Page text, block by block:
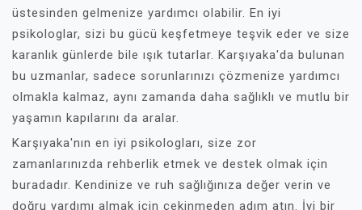
üstesinden gelmenize yardımcı olabilir. En iyi
psikologlar, sizi bu gücü keşfetmeye teşvik eder ve size
karanlık günlerde bile ışık tutarlar. Karşıyaka'da bulunan
bu uzmanlar, sadece sorunlarınızı çözmenize yardımcı
olmakla kalmaz, aynı zamanda daha sağlıklı ve mutlu bir
yaşamın kapılarını da aralar.
Karşıyaka'nın en iyi psikologları, size zor
zamanlarınızda rehberlik etmek ve destek olmak için
buradadır. Kendinize ve ruh sağlığınıza değer verin ve
doğru yardımı almak için çekinmeden adım atın. İyi bir